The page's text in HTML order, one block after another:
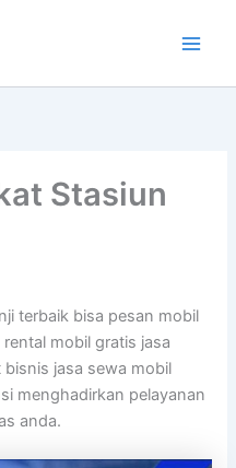
Stasiun
terbaik bisa pesan mobil
mobil gratis jasa
jasa sewa mobil
menghadirkan pelayanan
anda.